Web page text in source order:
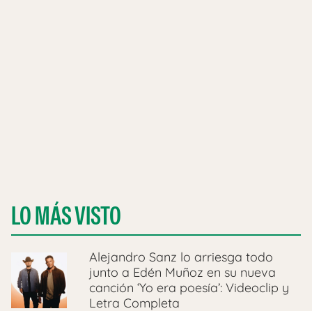
LO MÁS VISTO
Alejandro Sanz lo arriesga todo
junto a Edén Muñoz en su nueva
canción ‘Yo era poesía’: Videoclip y
Letra Completa